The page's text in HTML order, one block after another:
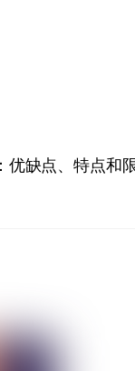
优缺点、特点和